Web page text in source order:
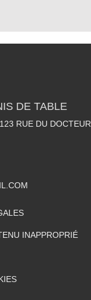
DE TABLE
RUE DU DOCTEUR
INAPPROPRIÉ